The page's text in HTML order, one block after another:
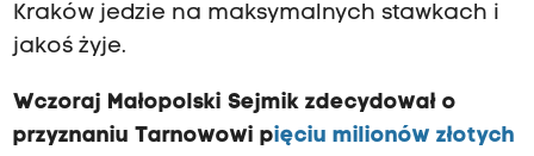
Kraków jedzie na maksymalnych stawkach i
jakoś żyje.
Wczoraj Małopolski Sejmik zdecydował o
przyznaniu Tarnowowi pięciu milionów złotych